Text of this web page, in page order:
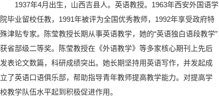
1937年4月出生，山西吉县人。英语教授。1963年西安外国语学
院毕业留校任教，1991年被评为全国优秀教师，1992年享受政府特
殊津贴专家。陈莹教授长期从事英语教学，她的“英语独白语段教学”
获省部级二等奖。陈莹教授在《外语教学》等多家核心期刊上先后
发表论文数篇，科研成绩突出。她长期坚持用英语写作，并发起成
立了英语口语俱乐部，帮助指导青年教师提高教学能力。对提高学
校教学队伍水平起到积极促进作用。